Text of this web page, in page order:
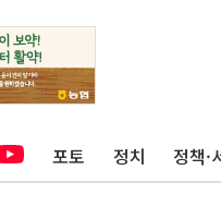
포토 정치 정책·